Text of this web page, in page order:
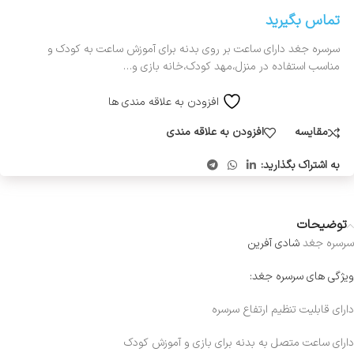
تماس بگیرید
سرسره جغد دارای ساعت بر روی بدنه برای آموزش ساعت به کودک و
مناسب استفاده در منزل،مهد کودک،خانه بازی و…
افزودن به علاقه مندی ها
مقایسه
افزودن به علاقه مندی
به اشتراک بگذارید:
توضیحات
سرسره جغدشادی آفرین
ویژگی های سرسره جغد:
دارای قابلیت تنظیم ارتفاع سرسره
دارای ساعت متصل به بدنه برای بازی و آموزش کودک